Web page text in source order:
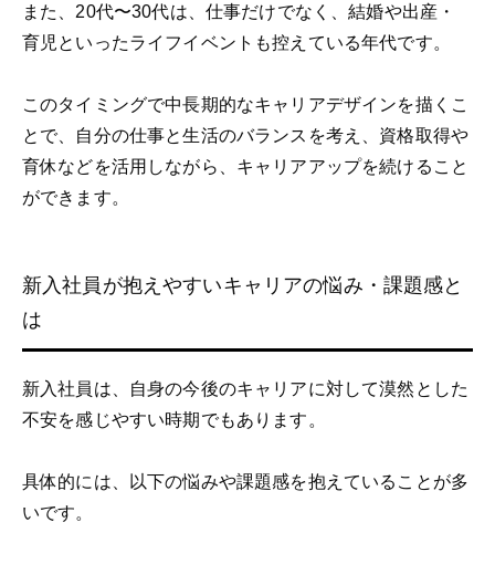
また、20代〜30代は、仕事だけでなく、結婚や出産・
育児といったライフイベントも控えている年代です。
このタイミングで中長期的なキャリアデザインを描くこ
とで、自分の仕事と生活のバランスを考え、資格取得や
育休などを活用しながら、キャリアアップを続けること
ができます。
新入社員が抱えやすいキャリアの悩み・課題感と
は
新入社員は、自身の今後のキャリアに対して漠然とした
不安を感じやすい時期でもあります。
具体的には、以下の悩みや課題感を抱えていることが多
いです。